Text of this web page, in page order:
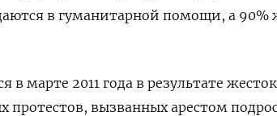
в гуманитарной помощи, а 90%
марте 2011 года в результате
протестов, вызванных арестом